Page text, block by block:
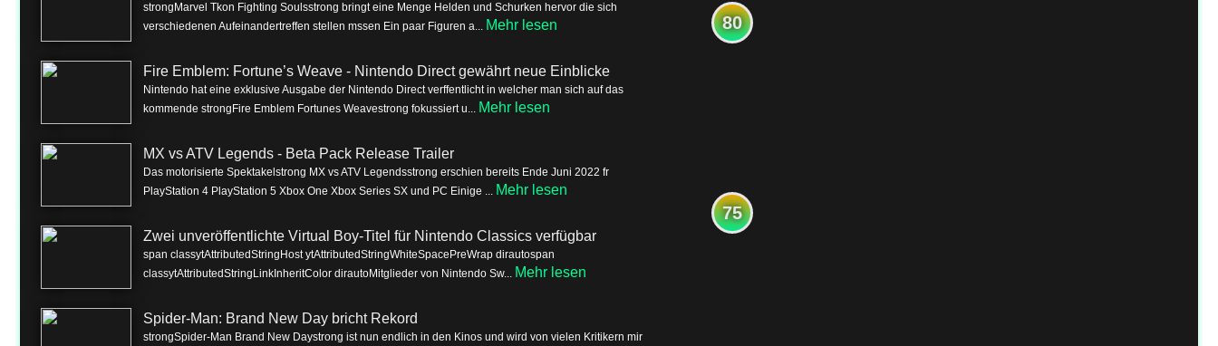
strongMarvel Tkon Fighting Soulsstrong bringt eine Menge Helden und Schurken hervor die sich
verschiedenen Aufeinandertreffen stellen mssen Ein paar Figuren a... Mehr lesen
Fire Emblem: Fortune’s Weave - Nintendo Direct gewährt neue Einblicke
Nintendo hat eine exklusive Ausgabe der Nintendo Direct verffentlicht in welcher man sich auf das
kommende strongFire Emblem Fortunes Weavestrong fokussiert u... Mehr lesen
MX vs ATV Legends - Beta Pack Release Trailer
Das motorisierte Spektakelstrong MX vs ATV Legendsstrong erschien bereits Ende Juni 2022 fr
PlayStation 4 PlayStation 5 Xbox One Xbox Series SX und PC Einige ... Mehr lesen
Zwei unveröffentlichte Virtual Boy-Titel für Nintendo Classics verfügbar
span classytAttributedStringHost ytAttributedStringWhiteSpacePreWrap dirautospan
classytAttributedStringLinkInheritColor dirautoMitglieder von Nintendo Sw... Mehr lesen
Spider-Man: Brand New Day bricht Rekord
strongSpider-Man Brand New Daystrong ist nun endlich in den Kinos und wird von vielen Kritikern mir
80
75